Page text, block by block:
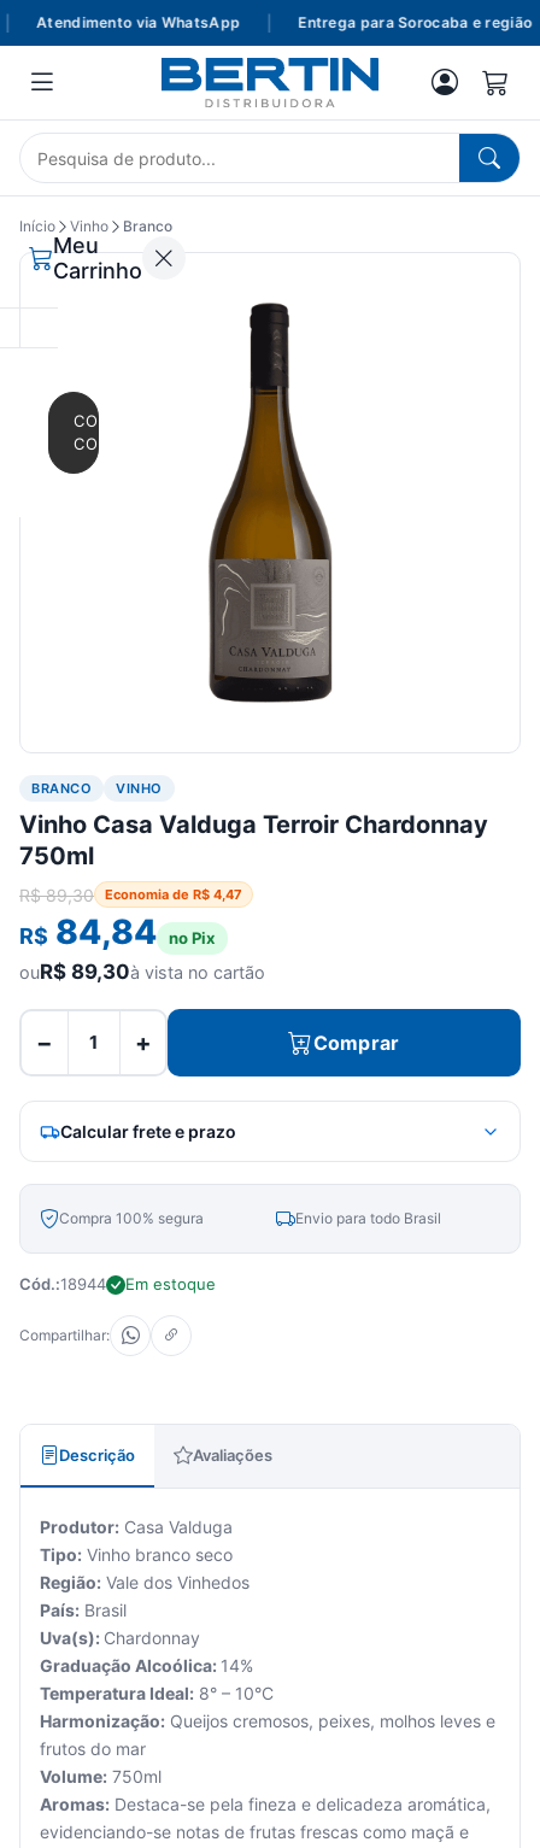
Atendimento via WhatsApp Entrega para Sorocaba e região
Meu
Carrinho
Seu
está
CONTINUAR
COMPRANDO
Início Vinho Branco
BRANCO VINHO
Vinho Casa Valduga Terroir Chardonnay
750ml
R$89,30 Economia de R$ 4,47
R$ 84,84 no Pix
ouR$ 89,30à vista no cartão
− + Comprar
Calcular frete e prazo
Compra 100% segura Envio para todo Brasil
Cód.:18944 Em estoque
Compartilhar:
Descrição Avaliações
Produtor: Casa Valduga
Tipo: Vinho branco seco
Região: Vale dos Vinhedos
País: Brasil
Uva(s): Chardonnay
Graduação Alcoólica: 14%
Temperatura Ideal: 8° – 10°C
Harmonização: Queijos cremosos, peixes, molhos leves e
frutos do mar
Volume: 750ml
Aromas: Destaca-se pela fineza e delicadeza aromática,
evidenciando-se notas de frutas frescas como maçã e